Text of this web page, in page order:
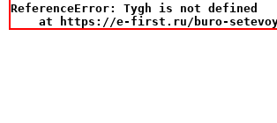
ReferenceError: Tygh is not defined
at https://e-first.ru/buro-